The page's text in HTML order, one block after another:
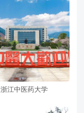
浙江中医药大学